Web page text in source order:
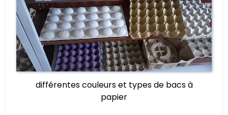
différentes couleurs et types de bacs à
papier